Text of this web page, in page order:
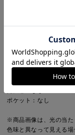
Detail
裏地：なし
透け感：あり
伸縮性：多少あり
ポケット：なし
※商品画像は、光の当た
色味と異なって見える